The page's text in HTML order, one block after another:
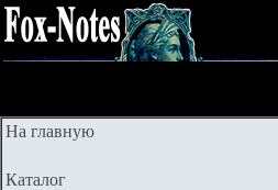
На главную
Каталог